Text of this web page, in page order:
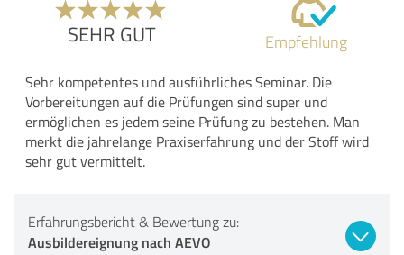
SEHR GUT Empfehlung
Sehr kompetentes und ausführliches Seminar. Die
Vorbereitungen auf die Prüfungen sind super und
ermöglichen es jedem seine Prüfung zu bestehen. Man
merkt die jahrelange Praxiserfahrung und der Stoff wird
sehr gut vermittelt.
Erfahrungsbericht & Bewertung zu:
Ausbildereignung nach AEVO